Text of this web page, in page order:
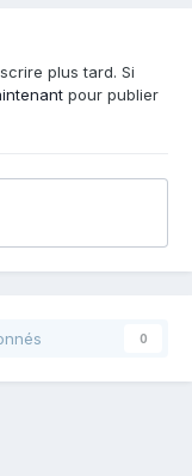
plus tard. Si
pour publier
0